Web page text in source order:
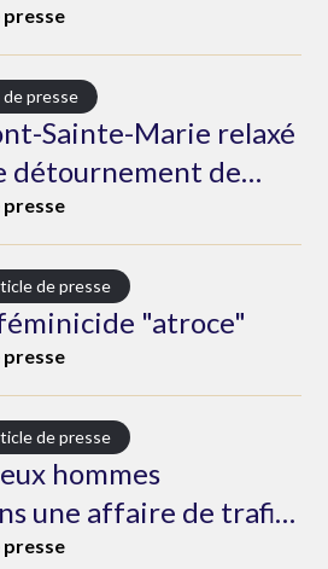
presse
presse
Sainte-Marie relaxé
détournement de
presse
de presse
"atroce"
presse
de presse
hommes
une affaire de trafic
presse